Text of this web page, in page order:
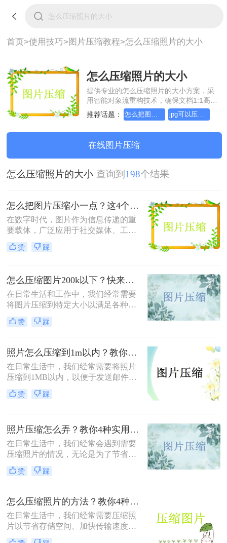
首页>使用技巧>图片压缩教程>怎么压缩照片的大小
怎么压缩照片的大小
提供专业的怎么压缩照片的大小方案，采
用智能对象流重构技术，确保文档1:1高保
真还原且排版不乱码。支持一键批量处
理，全链路 SSL 加密保障隐私安全。助您
装，高效办公。
推荐话题： 怎么把图片压缩小一点 jpg可以压缩小一点吗
在线图片压缩
怎么压缩照片的大小 查询到 198个结果
怎么把图片压缩小一点？这4个方法都可以！赶紧试试！
在数字时代，图片作为信息传递的重
要载体，广泛应用于社交媒体、工作
文档、在线购物等多个领域。然而，
高清图片往往伴随着庞大的文件体
率。无论是制作PPT、上传电商商品
图，还是发送邮件附件，压缩图片已
成为一项必备技能。那么怎么把图片
压缩小一点呢？本文从压缩效果、操
作难度、处理速度、隐私安全四个维
实际需求快速做出选择。
赞 踩
怎么压缩图片200k以下？快来试试这4种压缩方法!！
在日常生活和工作中，我们经常需要
将图片压缩到特定大小以满足各种需
求，比如上传至社交媒体、发送电子
邮件或存储到移动设备中。那么怎么
种将图片压缩到200K以下的实用方
法。
赞 踩
照片怎么压缩到1m以内？教你三招压缩照片！
在日常生活中，我们经常需要将照片
压缩到1MB以内，以便于发送邮件、
上传到社交媒体或满足特定平台的要
求。那么照片怎么压缩到1m以内呢？
赞 踩
照片压缩怎么弄？教你4种实用方法！
在日常生活中，我们经常会遇到需要
压缩照片的情况，无论是为了节省存
储空间，还是为了加快图片上传和下
载的速度。那么照片压缩怎么弄呢？
法，帮助您轻松应对照片压缩的需
求。
赞 踩
怎么压缩照片的方法？教你4种实用方法!！
在日常生活中，我们经常需要压缩照
片以节省存储空间、加快传输速度或
满足特定平台的要求。那么怎么压缩